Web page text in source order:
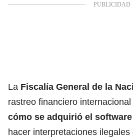
La Fiscalía General de la
rastreo financiero
cómo se adquirió el software
hacer interpretaciones ilegales